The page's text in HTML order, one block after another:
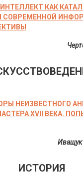
КАК
НЕИЗВЕСТНОГО
XVII ВЕКА.
Иващук
ИСТОРИЯ